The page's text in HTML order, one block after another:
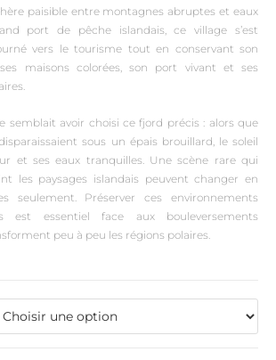
paisible entre montagnes abruptes et eaux
port de pêche islandais, ce village s’est
vers le tourisme tout en conservant son
maisons colorées, son port vivant et ses
semblait avoir choisi ce fjord précis : alors que
sous un épais brouillard, le soleil
et ses eaux tranquilles. Une scène rare qui
les paysages islandais peuvent changer en
seulement. Préserver ces environnements
est essentiel face aux bouleversements
peu à peu les régions polaires.